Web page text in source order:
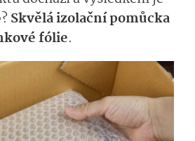
? Skvělá izolační pomůcka
fólie.